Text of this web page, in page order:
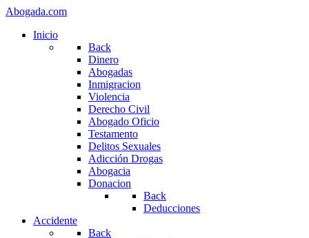
Abogada.com
Inicio
Back
Dinero
Abogadas
Inmigracion
Violencia
Derecho Civil
Abogado Oficio
Testamento
Delitos Sexuales
Adicción Drogas
Abogacia
Donacion
Back
Deducciones
Accidente
Back